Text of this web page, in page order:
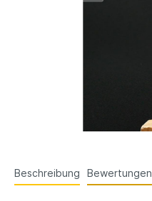
Beschreibung Bewertungen